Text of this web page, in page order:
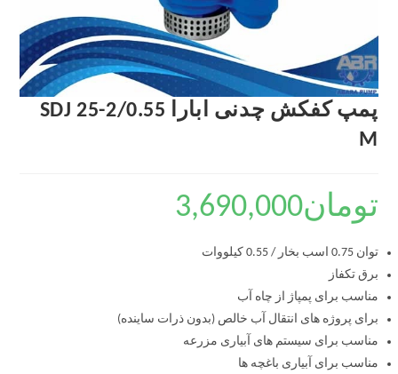
پمپ کفکش چدنی ابارا SDJ 25-2/0.55
M
تومان3,690,000
توان 0.75 اسب بخار / 0.55 کیلووات
برق تکفاز
مناسب برای پمپاژ از چاه آب
برای پروژه های انتقال آب خالص (بدون ذرات ساینده)
مناسب برای سیستم های آبیاری مزرعه
مناسب برای آبیاری باغچه ها